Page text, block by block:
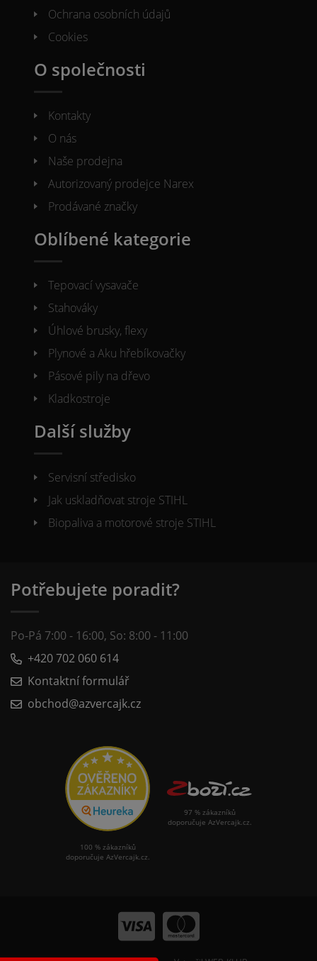
Ochrana osobních údajů
Cookies
O společnosti
Kontakty
O nás
Naše prodejna
Autorizovaný prodejce Narex
Prodávané značky
Oblíbené kategorie
Tepovací vysavače
Stahováky
Úhlové brusky, flexy
Plynové a Aku hřebíkovačky
Pásové pily na dřevo
Kladkostroje
Další služby
Servisní středisko
Jak uskladňovat stroje STIHL
Biopaliva a motorové stroje STIHL
Potřebujete poradit?
Po-Pá 7:00 - 16:00, So: 8:00 - 11:00
+420 702 060 614
Kontaktní formulář
obchod@azvercajk.cz
100 % zákazníků
doporučuje AzVercajk.cz.
97 % zákazníků
doporučuje AzVercajk.cz.